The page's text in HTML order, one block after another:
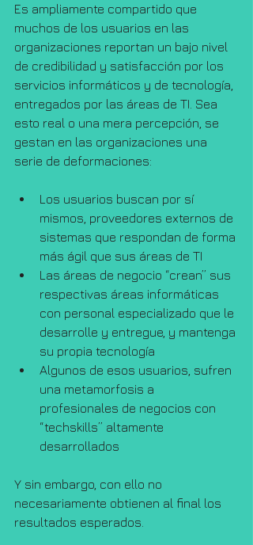
Es ampliamente compartido que
muchos de los usuarios en las
organizaciones reportan un bajo nivel
de credibilidad y satisfacción por los
servicios informáticos y de tecnología,
entregados por las áreas de TI. Sea
esto real o una mera percepción, se
gestan en las organizaciones una
serie de deformaciones:
Los usuarios buscan por sí
mismos, proveedores externos de
sistemas que respondan de forma
más ágil que sus áreas de TI
Las áreas de negocio “crean” sus
respectivas áreas informáticas
con personal especializado que le
desarrolle y entregue, y mantenga
su propia tecnología
Algunos de esos usuarios, sufren
una metamorfosis a
profesionales de negocios con
“techskills” altamente
desarrollados
Y sin embargo, con ello no
necesariamente obtienen al final los
resultados esperados.